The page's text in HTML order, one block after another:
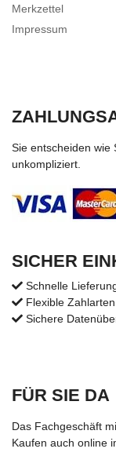
Merkzettel
Impressum
Sie entscheiden wie
unkompliziert.
SICHER
Schnelle
Flexible Zahlarten
Sichere
FÜR SIE DA
Das Fachgeschäft
Kaufen auch online